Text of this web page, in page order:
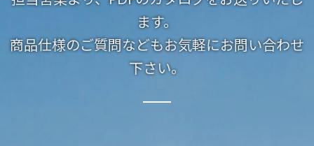
ます。
商品仕様のご質問などもお気軽にお問い合わせ
下さい。